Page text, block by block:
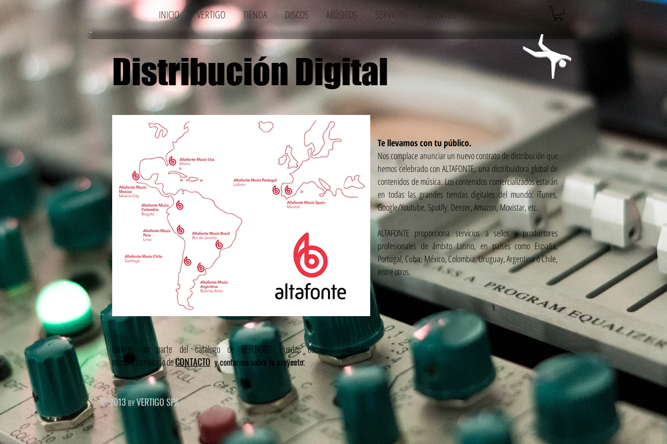
INICIO VERTIGO TIENDA DISCOS MÚSICOS SERVICIOS EVENTOS FESTIVALES
Distribución Digital
Te llevamos con tu público.
Nos complace anunciar un nuevo contrato de distribución que
hemos celebrado con ALTAFONTE, una distribuidora global de
contenidos de música. Los contenidos comercializados estarán
en todas las grandes tiendas digitales del mundo: iTunes,
Google/Youtube, Spotify, Deezer, Amazon, Movistar, etc.
ALTAFONTE proporciona servicios a sellos y productores
profesionales de ámbito Latino, en países como España,
Portugal, Cuba, México, Colombia, Uruguay, Argentina o Chile,
entre otros.
Quieres ser parte del catálogo de VERTIGO? Puedes escribirnos usando
nuestro formulario deCONTACTO y contarnos sobre tu proyecto.
© 2013 by VERTIGO SPA